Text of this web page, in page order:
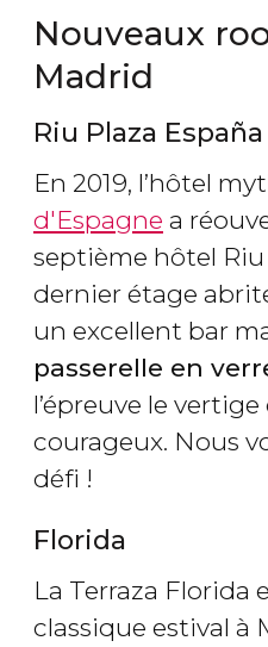
Nouveaux
Madrid
Riu Plaza España
En 2019, l’hôtel
d'Espagne a
septième hôtel
dernier étage
un excellent bar
passerelle en
l’épreuve le
courageux. Nous
défi !
Florida
La Terraza Florida
classique estival à